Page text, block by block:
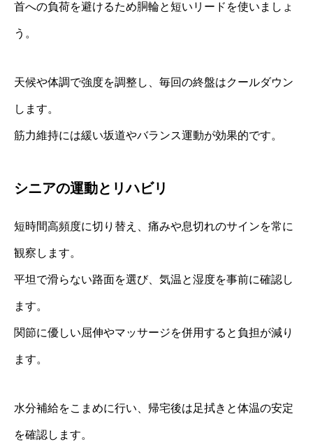
首への負荷を避けるため胴輪と短いリードを使いましょ
う。
天候や体調で強度を調整し、毎回の終盤はクールダウン
します。
筋力維持には緩い坂道やバランス運動が効果的です。
シニアの運動とリハビリ
短時間高頻度に切り替え、痛みや息切れのサインを常に
観察します。
平坦で滑らない路面を選び、気温と湿度を事前に確認し
ます。
関節に優しい屈伸やマッサージを併用すると負担が減り
ます。
水分補給をこまめに行い、帰宅後は足拭きと体温の安定
を確認します。